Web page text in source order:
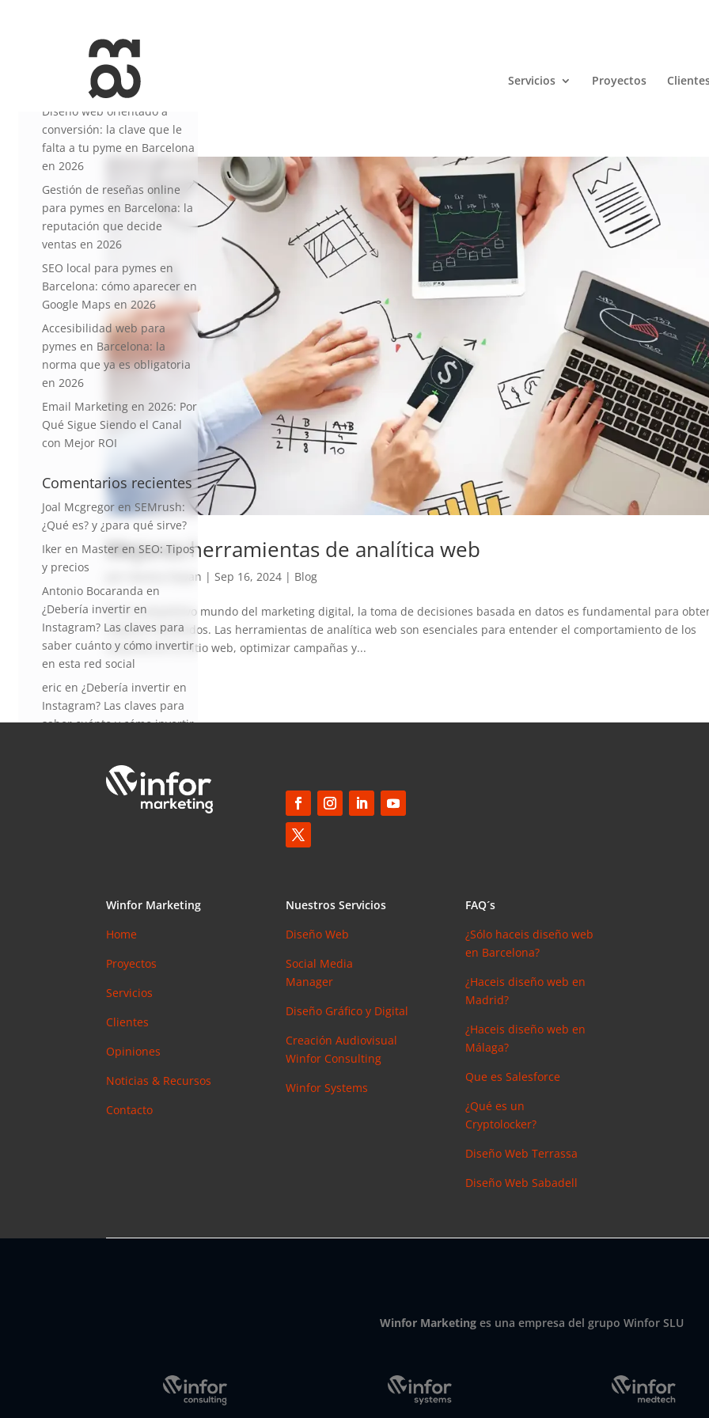
Servicios Proyectos
Mejores herramientas de analítica web
Vanesa Dayan |Sep 16, 2024 | Blog
En el competitivo mundo del marketing digital, la toma de decisiones basada en datos es fundamental para
mejores resultados. Las herramientas de analítica web son esenciales para entender el comportamiento de los
usuarios en tu sitio web, optimizar campañas y...
Entradas recientes
Diseño web orientado a
conversión: la clave que le
falta a tu pyme en Barcelona
en 2026
Gestión de reseñas online
para pymes en Barcelona: la
reputación que decide
ventas en 2026
SEO local para pymes en
Barcelona: cómo aparecer en
Google Maps en 2026
Accesibilidad web para
pymes en Barcelona: la
norma que ya es obligatoria
en 2026
Email Marketing en 2026: Por
Qué Sigue Siendo el Canal
con Mejor ROI
Comentarios recientes
Joal Mcgregor en SEMrush:
¿Qué es? y ¿para qué sirve?
Iker en Master en SEO: Tipos
y precios
Antonio Bocaranda en
¿Debería invertir en
Instagram? Las claves para
saber cuánto y cómo invertir
en esta red social
eric en ¿Debería invertir en
Instagram? Las claves para
saber cuánto y cómo invertir
¿Debería invertir en
Instagram? Las claves para
saber cuánto y cómo invertir
Winfor Marketing
Home
Proyectos
Servicios
Clientes
Opiniones
Noticias & Recursos
Contacto
Nuestros Servicios
Diseño Web
Social Media
Manager
Diseño Gráfico y Digital
Creación Audiovisual
Winfor Consulting
Winfor Systems
FAQ´s
¿Sólo haceis diseño web
en Barcelona?
¿Haceis diseño web en
Madrid?
¿Haceis diseño web en
Málaga?
Que es Salesforce
¿Qué es un
Cryptolocker?
Diseño Web Terrassa
Diseño Web Sabadell
Winfor Marketing es una empresa del grupo Winfor SLU